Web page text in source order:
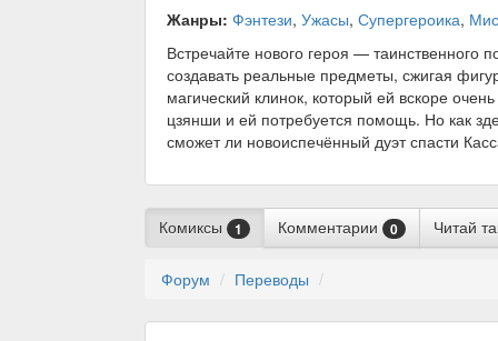
Жанры: Фэнтези, Ужасы, Супергероика,
Встречайте нового героя —
создавать реальные предметы, сжигая
магический клинок, который ей вскоре
цзянши и ей потребуется помощь. Но как
сможет ли новоиспечённый дуэт спасти
Комиксы 1 Комментарии 0 Читай
Форум Переводы